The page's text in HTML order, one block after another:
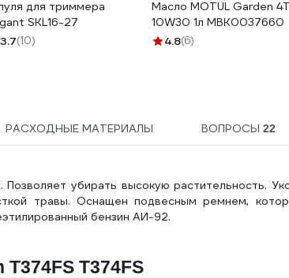
для триммера
SKL16-27
3.7(10)
Масло MOTUL Garden 4T
10W30 1л MBK0037660
4.8(6)
РАСХОДНЫЕ МАТЕРИАЛЫ ВОПРОСЫ 22
убирать высокую растительность.
травы. Оснащен подвесным ремнем,
бензин АИ-92.
Т374FS Т374FS